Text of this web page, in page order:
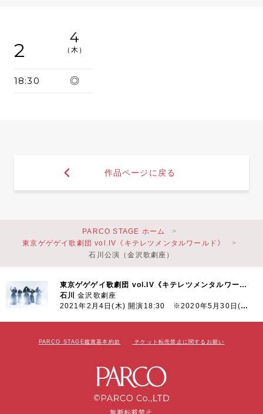
2
4
（木）
18:30 ◎
作品ページに戻る
東京ゲゲゲイ歌劇団 vol.IV《キテレツメンタルワールド》
石川金沢歌劇座
2021年2月4日(木) 開演18:30 ※2020年5月30日(土)より延期
PARCO STAGE ホーム
東京ゲゲゲイ歌劇団 vol.IV《キテレツメンタルワールド》
石川公演（金沢歌劇座）
PARCO STAGE鑑賞基本約款 チケット転売禁止に関するお願い
無断転載禁止